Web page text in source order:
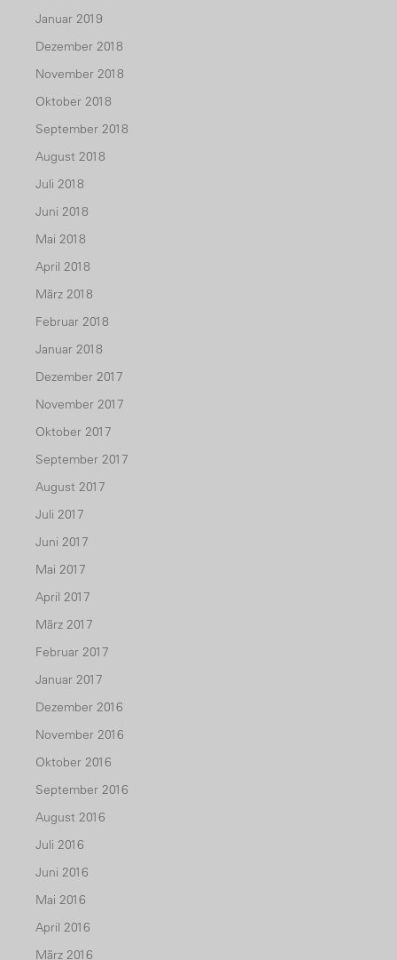
Januar 2019
Dezember 2018
November 2018
Oktober 2018
September 2018
August 2018
Juli 2018
Juni 2018
Mai 2018
April 2018
März 2018
Februar 2018
Januar 2018
Dezember 2017
November 2017
Oktober 2017
September 2017
August 2017
Juli 2017
Juni 2017
Mai 2017
April 2017
März 2017
Februar 2017
Januar 2017
Dezember 2016
November 2016
Oktober 2016
September 2016
August 2016
Juli 2016
Juni 2016
Mai 2016
April 2016
März 2016